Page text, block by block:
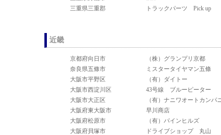
三重県三重郡
トラックパーツ Pick up
近畿
京都府向日市
（株）グランプリ京都
奈良県五條市
ミスタータイヤマン五條
大阪市平野区
（有）ダイトー
大阪市西淀川区
43号線 ブルーピーター
大阪市大正区
（有）ナニワオートカンパ
大阪府東大阪市
早川商店
大阪府松原市
（有）パインヒルズ
大阪府貝塚市
ドライブショップ 丸山